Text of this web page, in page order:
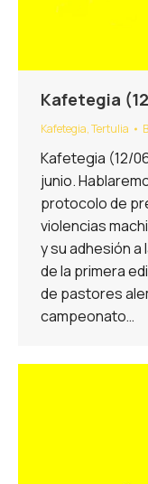
Kafetegia
Kafetegia,Tertulia
Kafetegia (12/
junio.
protocolo de
violencias
y su adhesión a
de la primera
de pastores
campeonato…